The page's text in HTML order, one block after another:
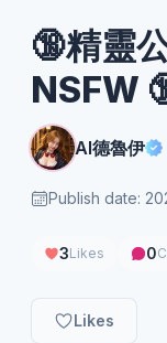
🔞精靈
NSFW
AI德魯伊
Publish date:
3Likes 0
Likes